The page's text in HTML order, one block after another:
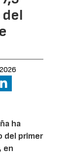
ha
del primer
en